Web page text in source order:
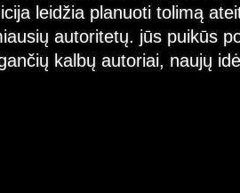
leidžia planuoti tolimą
autoritetų. jūs puikūs
kalbų autoriai, naujų